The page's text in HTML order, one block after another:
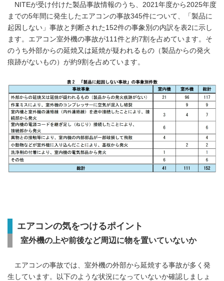
NITEが受け付けた製品事故情報のうち、2021年度から2025年度
までの5年間に発生したエアコンの事故345件について、「製品に
起因しない」事故と判断された152件の事象別の内訳を表2に示し
ます。エアコン室外機の事故が111件と約7割を占めています。そ
のうち外部からの延焼又は延焼が疑われるもの（製品からの発火
痕跡がないもの）が約9割を占めています。
エアコンの気をつけるポイント
室外機の上や前後など周辺に物を置いていないか
エアコンの事故では、室外機の外部から延焼する事故が多く発
生しています。以下のような状況になっていないか確認しましょ